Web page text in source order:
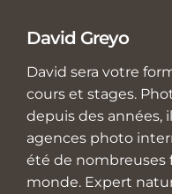
David Greyo
David sera votre
cours et stages.
depuis des années,
agences photo
été de nombreuses
monde. Expert